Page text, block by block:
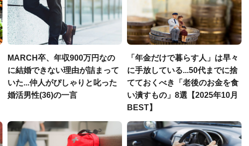
MARCH卒、年収900万円なの
に結婚できない理由が詰まって
いた...仲人がぴしゃりと叱った
婚活男性(36)の一言
「年金だけで暮らす人」は早々
に手放している...50代までに捨
てておくべき「老後のお金を食
い潰すもの」8選【2025年10月
BEST】